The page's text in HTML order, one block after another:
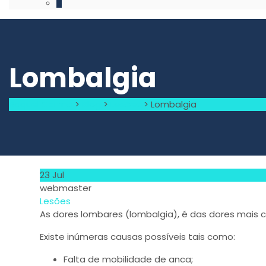
Lombalgia
> > > Lombalgia
23 Jul
webmaster
Lesões
As dores lombares (lombalgia), é das dores mais
Existe inúmeras causas possíveis tais como:
Falta de mobilidade de anca;